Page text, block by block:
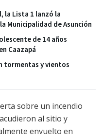
la Lista 1 lanzó la
Municipalidad de Asunción
de 14 años
Caazapá
tormentas y vientos
sobre un incendio
al sitio y
envuelto en